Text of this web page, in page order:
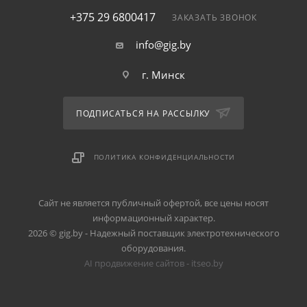
+375 29 6800417 ЗАКАЗАТЬ ЗВОНОК
info@gig.by
г. Минск
ПОДПИСАТЬСЯ НА РАССЫЛКУ
ПОЛИТИКА КОНФИДЕНЦИАЛЬНОСТИ
Сайт не является публичный офертой, все цены носят
информационный характер.
2026 © gig.by - Надежный поставщик электротехнического
оборудования.
AI продвижение сайтов - itseo.by